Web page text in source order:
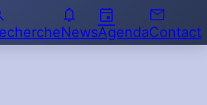
notifications
News
event
Agenda
email
Contact